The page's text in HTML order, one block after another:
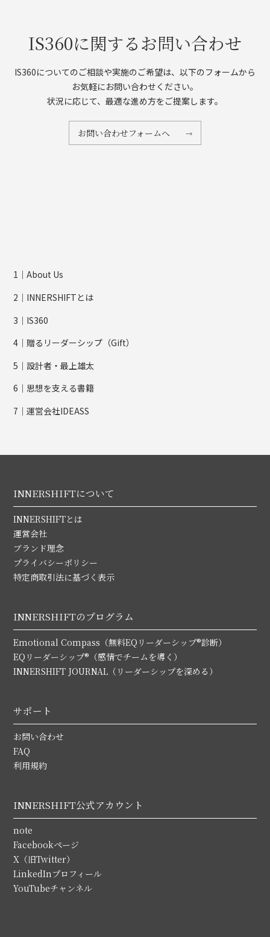
IS360に関するお問い合わせ
IS360についてのご相談や実施のご希望は、以下のフォームから
お気軽にお問い合わせください。
状況に応じて、最適な進め方をご提案します。
お問い合わせフォームへ
1｜About Us
2｜INNERSHIFTとは
3｜IS360
4｜贈るリーダーシップ（Gift）
5｜設計者・最上雄太
6｜思想を支える書籍
7｜運営会社IDEASS
INNERSHIFTについて
INNERSHIFTとは
運営会社
ブランド理念
プライバシーポリシー
特定商取引法に基づく表示
INNERSHIFTのプログラム
Emotional Compass（無料EQリーダーシップ®診断）
EQリーダーシップ®（感情でチームを導く）
INNERSHIFT JOURNAL（リーダーシップを深める）
サポート
お問い合わせ
FAQ
利用規約
INNERSHIFT公式アカウント
note
Facebookページ
X（旧Twitter）
LinkedInプロフィール
YouTubeチャンネル